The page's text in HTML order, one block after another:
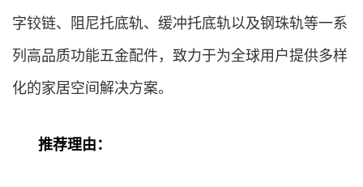
字铰链、阻尼托底轨、缓冲托底轨以及钢珠轨等一系
列高品质功能五金配件，致力于为全球用户提供多样
化的家居空间解决方案。
推荐理由：